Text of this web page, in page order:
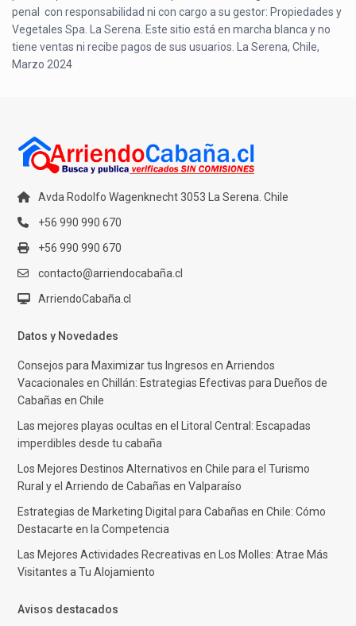
penal con responsabilidad ni con cargo a su gestor: Propiedades y
Vegetales Spa. La Serena. Este sitio está en marcha blanca y no
tiene ventas ni recibe pagos de sus usuarios. La Serena, Chile,
Marzo 2024
Avda Rodolfo Wagenknecht 3053 La Serena. Chile
+56 990 990 670
+56 990 990 670
contacto@arriendocabaña.cl
ArriendoCabaña.cl
Datos y Novedades
Consejos para Maximizar tus Ingresos en Arriendos
Vacacionales en Chillán: Estrategias Efectivas para Dueños de
Cabañas en Chile
Las mejores playas ocultas en el Litoral Central: Escapadas
imperdibles desde tu cabaña
Los Mejores Destinos Alternativos en Chile para el Turismo
Rural y el Arriendo de Cabañas en Valparaíso
Estrategias de Marketing Digital para Cabañas en Chile: Cómo
Destacarte en la Competencia
Las Mejores Actividades Recreativas en Los Molles: Atrae Más
Visitantes a Tu Alojamiento
Avisos destacados